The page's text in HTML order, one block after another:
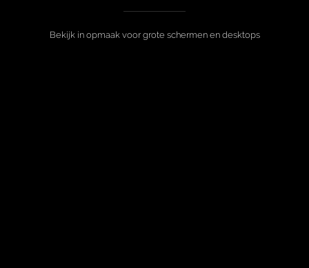
Bekijk in opmaak voor grote schermen en desktops